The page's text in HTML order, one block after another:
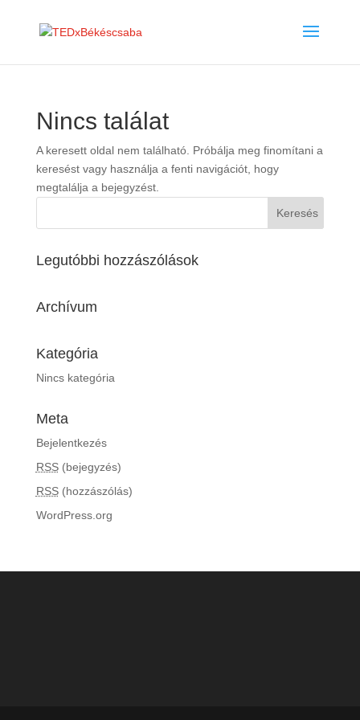
Nincs találat
A keresett oldal nem található. Próbálja meg finomítani a
keresést vagy használja a fenti navigációt, hogy
megtalálja a bejegyzést.
Legutóbbi hozzászólások
Archívum
Kategória
Nincs kategória
Meta
Bejelentkezés
RSS(bejegyzés)
RSS(hozzászólás)
WordPress.org